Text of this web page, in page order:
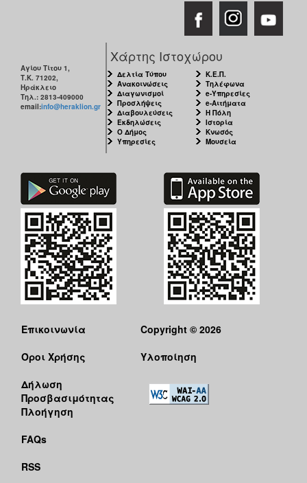
Αγίου Τίτου 1,
Τ.Κ. 71202,
Ηράκλειο
Τηλ.: 2813-409000
email:info@heraklion.gr
Χάρτης Ιστοχώρου
Δελτία Τύπου
Ανακοινώσεις
Διαγωνισμοί
Προσλήψεις
Διαβουλεύσεις
Εκδηλώσεις
Ο Δήμος
Υπηρεσίες
Κ.Ε.Π.
Τηλέφωνα
e-Υπηρεσίες
e-Αιτήματα
Η Πόλη
Ιστορία
Κνωσός
Μουσεία
Επικοινωνία
Όροι Χρήσης
Δήλωση
Προσβασιμότητας
Πλοήγηση
FAQs
RSS
Copyright © 2026
Υλοποίηση